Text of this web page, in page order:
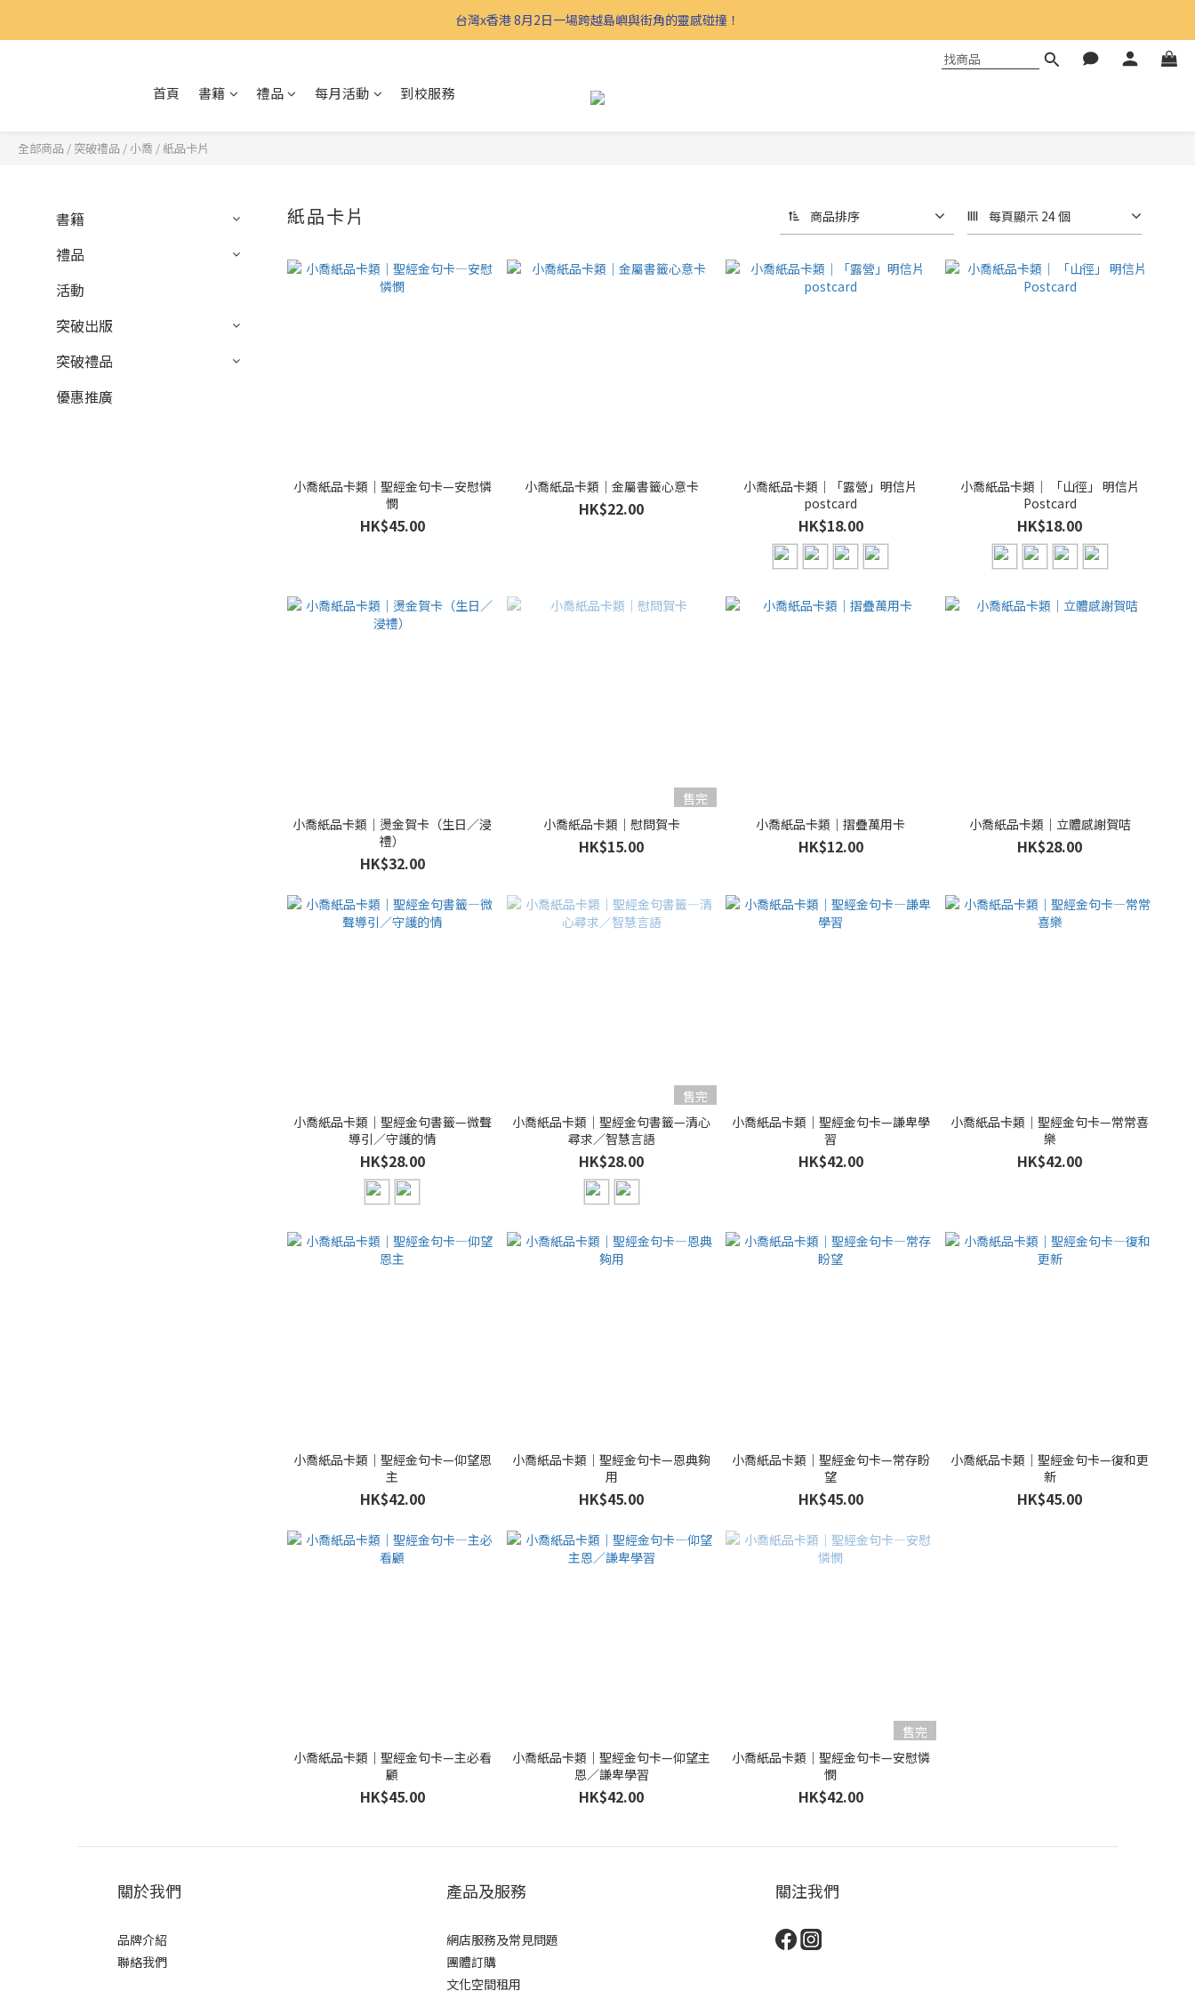
台灣x香港 8月2日一場跨越島嶼與街角的靈感碰撞！
首頁 書籍 禮品 每月活動 到校服務
全部商品 / 突破禮品 /小喬 /紙品卡片
書籍
禮品
活動
突破出版
突破禮品
優惠推廣
紙品卡片 商品排序 每頁顯示 24 個
小喬紙品卡類｜聖經金句卡—安慰憐
憫
HK$45.00
小喬紙品卡類｜金屬書籤心意卡
HK$22.00
小喬紙品卡類｜「露營」明信片
postcard
HK$18.00
小喬紙品卡類｜ 「山徑」 明信片
Postcard
HK$18.00
小喬紙品卡類｜燙金賀卡（生日／浸
禮）
HK$32.00
售完
小喬紙品卡類｜慰問賀卡
HK$15.00
小喬紙品卡類｜摺疊萬用卡
HK$12.00
小喬紙品卡類｜立體感謝賀咭
HK$28.00
小喬紙品卡類｜聖經金句書籤—微聲
導引／守護的情
HK$28.00
售完
小喬紙品卡類｜聖經金句書籤—清心
尋求／智慧言語
HK$28.00
小喬紙品卡類｜聖經金句卡—謙卑學
習
HK$42.00
小喬紙品卡類｜聖經金句卡—常常喜
樂
HK$42.00
小喬紙品卡類｜聖經金句卡—仰望恩
主
HK$42.00
小喬紙品卡類｜聖經金句卡—恩典夠
用
HK$45.00
小喬紙品卡類｜聖經金句卡—常存盼
望
HK$45.00
小喬紙品卡類｜聖經金句卡—復和更
新
HK$45.00
小喬紙品卡類｜聖經金句卡—主必看
顧
HK$45.00
小喬紙品卡類｜聖經金句卡—仰望主
恩／謙卑學習
HK$42.00
售完
小喬紙品卡類｜聖經金句卡—安慰憐
憫
HK$42.00
關於我們
品牌介紹
聯絡我們
產品及服務
網店服務及常見問題
團體訂購
文化空間租用
關注我們